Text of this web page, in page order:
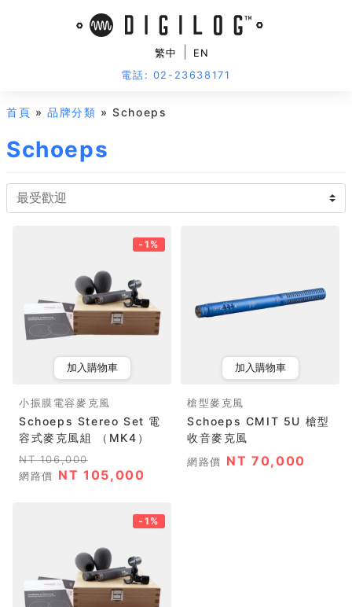
繁中
EN
電話: 02-23638171
首頁 »品牌分類 » Schoeps
Schoeps
-1%
加入購物車
小振膜電容麥克風
Schoeps Stereo Set 電
容式麥克風組 （MK4）
NT 106,000
網路價 NT 105,000
加入購物車
槍型麥克風
Schoeps CMIT 5U 槍型
收音麥克風
網路價 NT 70,000
-1%